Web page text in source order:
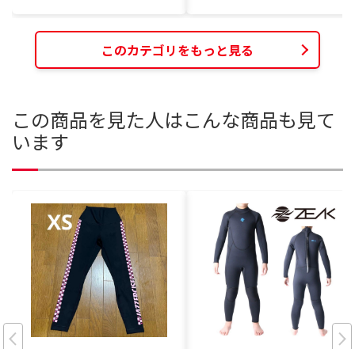
このカテゴリをもっと見る
この商品を見た人はこんな商品も見て
います